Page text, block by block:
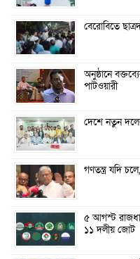
বেরোবিতে
অনুষ্ঠানে
পাটওয়ারী
দেশে নতুন
গণতন্ত্র যদি
৫ আগস্ট
১১ দলীয় জোট